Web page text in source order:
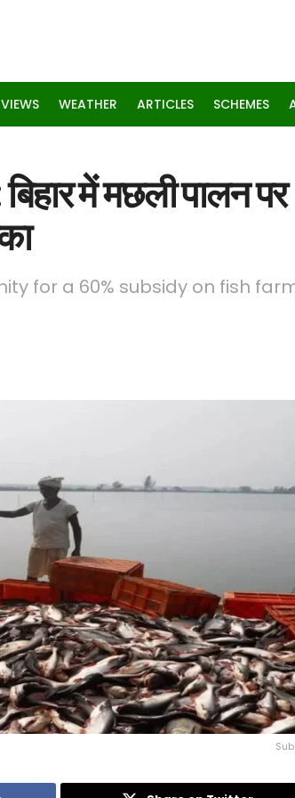
WEATHER ARTICLES SCHEMES
में मछली पालन पर
for a 60% subsidy on fish